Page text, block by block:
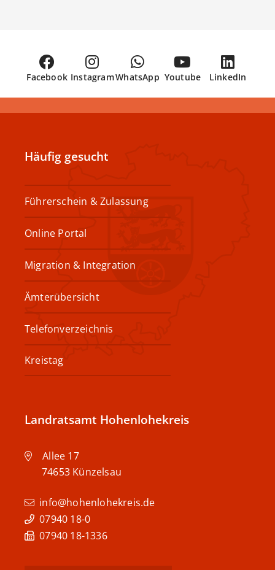
Facebook InstagramWhatsApp Youtube LinkedIn
Häufig gesucht
Führerschein & Zulassung
Online Portal
Migration & Integration
Ämterübersicht
Telefonverzeichnis
Kreistag
Landratsamt Hohenlohekreis
Allee 17
74653 Künzelsau
info@hohenlohekreis.de
07940 18-0
07940 18-1336